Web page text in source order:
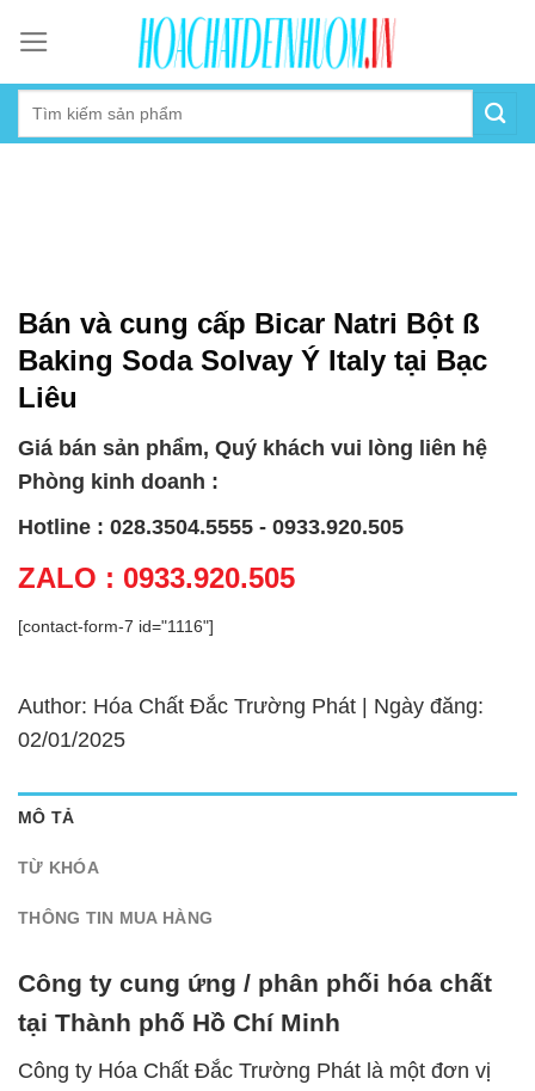
content
Bán và cung cấp Bicar Natri Bột ß
Baking Soda Solvay Ý Italy tại Bạc
Liêu
Giá bán sản phẩm, Quý khách vui lòng liên hệ
Phòng kinh doanh :
Hotline : 028.3504.5555 - 0933.920.505
ZALO : 0933.920.505
[contact-form-7 id="1116"]
Author: Hóa Chất Đắc Trường Phát | Ngày đăng:
02/01/2025
MÔ TẢ
TỪ KHÓA
THÔNG TIN MUA HÀNG
Công ty cung ứng / phân phối hóa chất
tại Thành phố Hồ Chí Minh
Công ty Hóa Chất Đắc Trường Phát là một đơn vị